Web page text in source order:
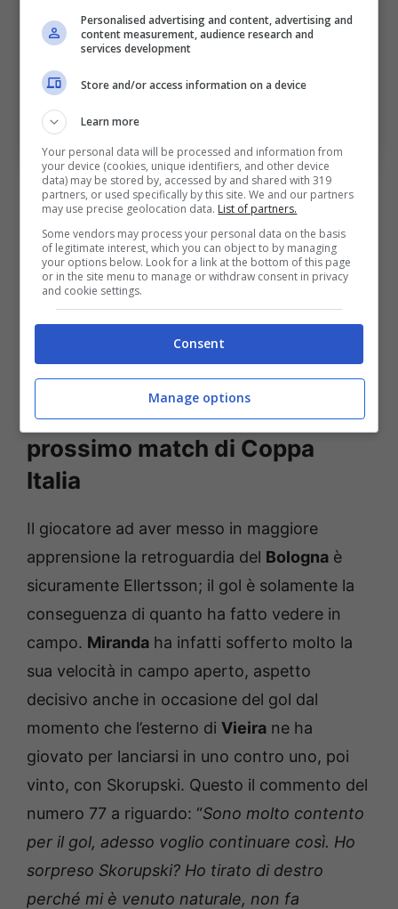
Le parole di Ellertsson sulla posizione in cui si trova più
a suo agio e sulla prestazione della squadra. Bologna
Sport News (Photo by Alessandro Sabattini/Getty
Images Via OneFootball)
Il duttile calciatore delGenoasi esprime
anche sull’episodio del rigore, decisivo ai fini
del risultato finale: “L’ho rivisto solo una volta.
Non sono un arbitro ma per me il contatto è
troppo leggero per decretare il rigore. Ci
sono rimasto male”
Le parole di Ellertsson sulle
sue sensazioni dopo il gol e il
prossimo match di Coppa
Italia
Il giocatore ad aver messo in maggiore
apprensione la retroguardia del Bologna è
sicuramente Ellertsson; il gol è solamente la
conseguenza di quanto ha fatto vedere in
campo. Miranda ha infatti sofferto molto la
sua velocità in campo aperto, aspetto
decisivo anche in occasione del gol dal
momento che l’esterno di Vieira ne ha
giovato per lanciarsi in uno contro uno, poi
vinto, con Skorupski. Questo il commento del
numero 77 a riguardo: “Sono molto contento
per il gol, adesso voglio continuare così. Ho
sorpreso Skorupski? Ho tirato di destro
perché mi è venuto naturale, non fa
Personalised advertising and content, advertising and
content measurement, audience research and
services development
Store and/or access information on a device
Learn more
Your personal data will be processed and information from
your device (cookies, unique identifiers, and other device
data) may be stored by, accessed by and shared with 319
partners, or used specifically by this site. We and our partners
may use precise geolocation data. List of partners.
Some vendors may process your personal data on the basis
of legitimate interest, which you can object to by managing
your options below. Look for a link at the bottom of this page
or in the site menu to manage or withdraw consent in privacy
and cookie settings.
Consent
Manage options